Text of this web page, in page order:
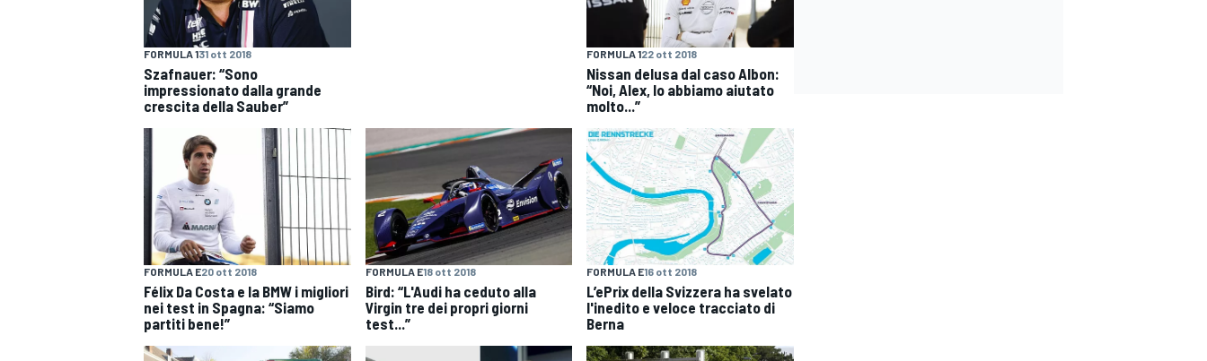
MOTOGP
WRC
FORMULA 131 ott 2018
Szafnauer: “Sono
impressionato dalla grande
crescita della Sauber”
FORMULA 122 ott 2018
Nissan delusa dal caso Albon:
“Noi, Alex, lo abbiamo aiutato
molto...”
FORMULA E20 ott 2018
Félix Da Costa e la BMW i migliori
nei test in Spagna: “Siamo
partiti bene!”
FORMULA E18 ott 2018
Bird: “L'Audi ha ceduto alla
Virgin tre dei propri giorni
test...”
FORMULA E16 ott 2018
L’ePrix della Svizzera ha svelato
l'inedito e veloce tracciato di
Berna